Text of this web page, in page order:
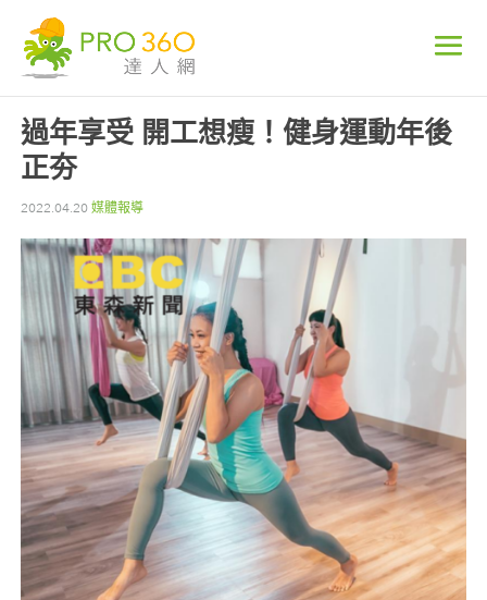
過年享受 開工想瘦！健身運動年後
正夯
2022.04.20 媒體報導